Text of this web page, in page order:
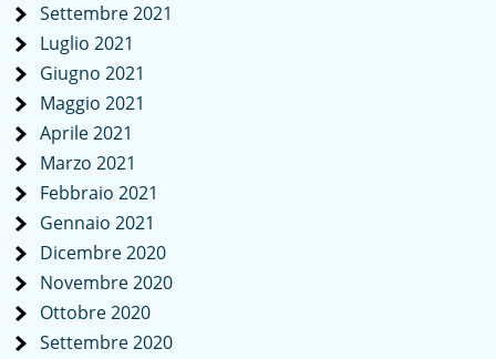
Settembre 2021
Luglio 2021
Giugno 2021
Maggio 2021
Aprile 2021
Marzo 2021
Febbraio 2021
Gennaio 2021
Dicembre 2020
Novembre 2020
Ottobre 2020
Settembre 2020